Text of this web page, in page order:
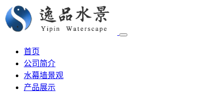
首页
公司简介
水幕墙景观
产品展示